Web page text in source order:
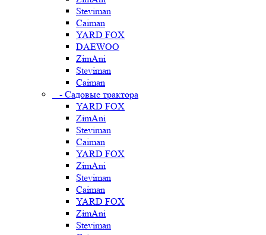
Steviman
Caiman
YARD FOX
DAEWOO
ZimAni
Steviman
Caiman
- Садовые трактора
YARD FOX
ZimAni
Steviman
Caiman
YARD FOX
ZimAni
Steviman
Caiman
YARD FOX
ZimAni
Steviman